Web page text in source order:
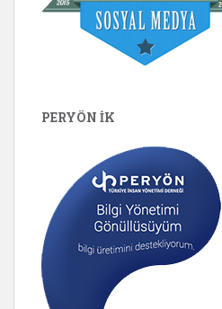
PERYÖN İK